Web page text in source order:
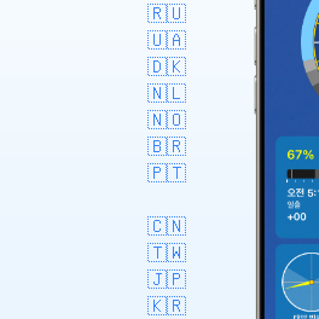
🇷🇺
🇺🇦
🇩🇰
🇳🇱
🇳🇴
🇧🇷
🇵🇹
🇨🇳
🇹🇼
🇯🇵
🇰🇷